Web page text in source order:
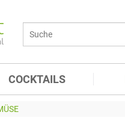
COCKTAILS